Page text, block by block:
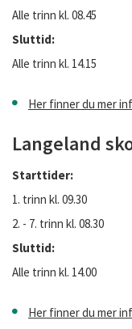
Alle trinn kl. 08.45
Sluttid:
Alle trinn kl. 14.15
Her finner du mer
Langeland
Starttider:
1. trinn kl. 09.30
2. - 7. trinn kl. 08.30
Sluttid:
Alle trinn kl. 14.00
Her finner du mer